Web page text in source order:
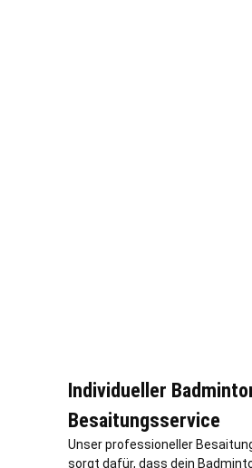
Individueller
Besaitungsservice
Unser professioneller
sorgt dafür, dass dein